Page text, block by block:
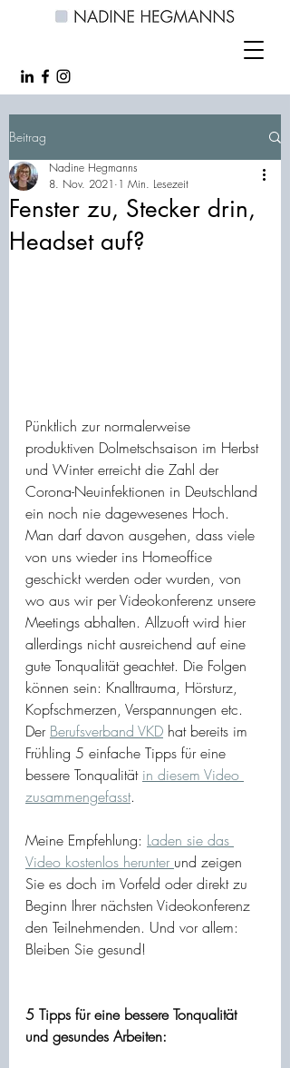
Beitrag
Fenster zu, Stecker drin,
Headset auf?
Nadine Hegmanns
8. Nov. 2021 1 Min. Lesezeit
Pünktlich zur normalerweise
produktiven Dolmetschsaison im Herbst
und Winter erreicht die Zahl der
Corona-Neuinfektionen in Deutschland
ein noch nie dagewesenes Hoch.
Man darf davon ausgehen, dass viele
von uns wieder ins Homeoffice
geschickt werden oder wurden, von
wo aus wir per Videokonferenz unsere
Meetings abhalten. Allzuoft wird hier
allerdings nicht ausreichend auf eine
gute Tonqualität geachtet. Die Folgen
können sein: Knalltrauma, Hörsturz,
Kopfschmerzen, Verspannungen etc.
Der Berufsverband VKD hat bereits im
Frühling 5 einfache Tipps für eine
bessere Tonqualität in diesem Video
zusammengefasst.
Meine Empfehlung: Laden sie das
Video kostenlos herunter und zeigen
Sie es doch im Vorfeld oder direkt zu
Beginn Ihrer nächsten Videokonferenz
den Teilnehmenden. Und vor allem:
Bleiben Sie gesund!
5 Tipps für eine bessere Tonqualität
und gesundes Arbeiten: